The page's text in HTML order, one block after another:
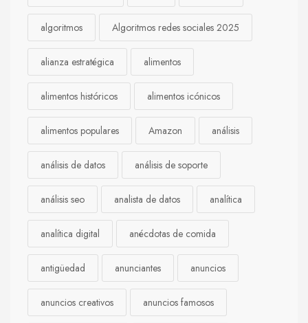
algoritmos Algoritmos redes sociales 2025
alianza estratégica alimentos
alimentos históricos alimentos icónicos
alimentos populares Amazon análisis
análisis de datos análisis de soporte
análisis seo analista de datos analítica
analítica digital anécdotas de comida
antigüedad anunciantes anuncios
anuncios creativos anuncios famosos